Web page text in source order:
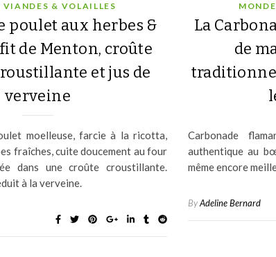
VIANDES & VOLAILLES
poulet aux herbes &
de Menton, croûte
et jus de
verveine
moelleuse, farcie à la ricotta,
fraîches, cuite doucement au four
dans une croûte croustillante.
à la verveine.
MONDE
La
de
Carbonade
authentique au
même encore
ByAdeline Bernard